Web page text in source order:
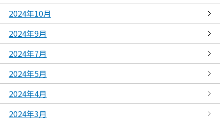
2024年10月
2024年9月
2024年7月
2024年5月
2024年4月
2024年3月